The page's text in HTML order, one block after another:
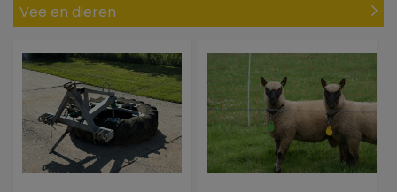
Vee en dieren